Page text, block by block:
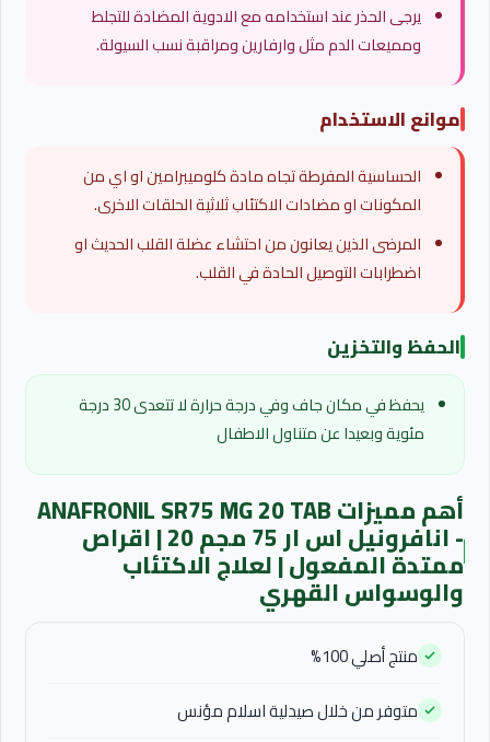
يرجى الحذر عند استخدامه مع الادوية المضادة للتجلط
ومميعات الدم مثل وارفارين ومراقبة نسب السيولة.
موانع الاستخدام
الحساسية المفرطة تجاه مادة كلوميبرامين او اي من
المكونات او مضادات الاكتئاب ثلاثية الحلقات الاخرى.
المرضى الذين يعانون من احتشاء عضلة القلب الحديث او
اضطرابات التوصيل الحادة في القلب.
الحفظ والتخزين
يحفظ في مكان جاف وفي درجة حرارة لا تتعدى 30 درجة
مئوية وبعيدا عن متناول الاطفال
أهم مميزات ANAFRONIL SR75 MG 20 TAB
- انافرونيل اس ار 75 مجم 20 | اقراص
ممتدة المفعول | لعلاج الاكتئاب
والوسواس القهري
منتج أصلي 100%
متوفر من خلال صيدلية اسلام مؤنس